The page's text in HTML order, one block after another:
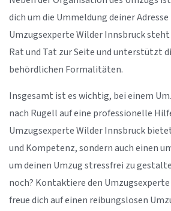
dich um die Ummeldung deiner
Umzugsexperte Wilder Innsbruck
Rat und Tat zur Seite und unterstützt
behördlichen Formalitäten.
Insgesamt ist es wichtig, bei einem
nach Rugell auf eine professionelle
Umzugsexperte Wilder Innsbruck
und Kompetenz, sondern auch einen
um deinen Umzug stressfrei zu
noch? Kontaktiere den
freue dich auf einen reibungslosen